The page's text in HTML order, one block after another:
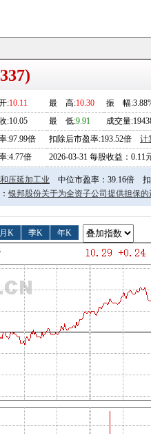
:10.11 最 高:10.30 振 幅
:10.05 最 低:9.91 成交量
:97.99倍
扣除后市盈率:193.52倍
计
:4.77倍
2026-03-31 每股收益：0.11
压延加工业 中位市盈率：39.16倍
银邦股份关于为全资子公司提供担保的
月K 季K 年K